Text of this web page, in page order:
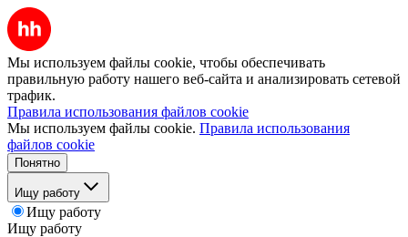
Мы используем файлы cookie, чтобы обеспечивать
правильную работу нашего веб-сайта и анализировать сетевой
трафик.
Правила использования файлов cookie
Мы используем файлы cookie. Правила использования
файлов cookie
Понятно
Ищу работу
Ищу работу
Ищу работу